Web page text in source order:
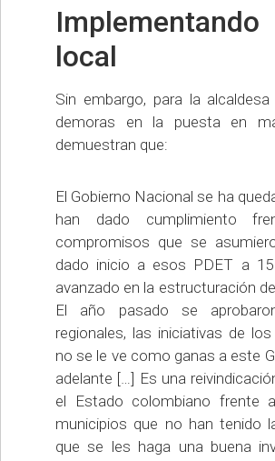
local
Sin embargo, para la
demoras en la puesta en
demuestran que:
El Gobierno Nacional se ha
han dado cumplimiento
compromisos que se
dado inicio a esos PDET a
avanzado en la estructuración
El año pasado se
regionales, las iniciativas de
no se le ve como ganas a este
adelante […] Es una
el Estado colombiano frente
municipios que no han tenido
que se les haga una buena